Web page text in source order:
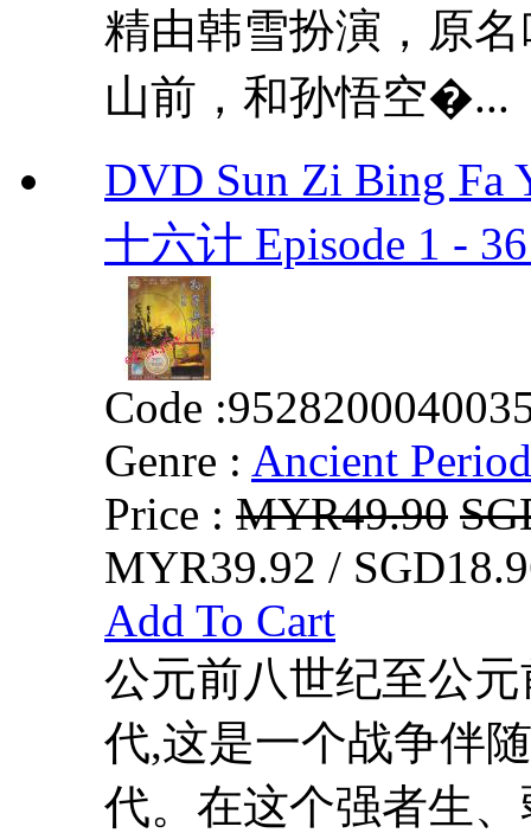
精由韩雪扮演，原
山前，和孙悟空�...
DVD Sun Zi Bing Fa
十六计 Episode 1 -
Code :
Genre : Ancient Period
Price : MYR49.90
MYR39.92 /
Add To Cart
公元前八世纪至公
代,这是一个战争伴
代。在这个强者生